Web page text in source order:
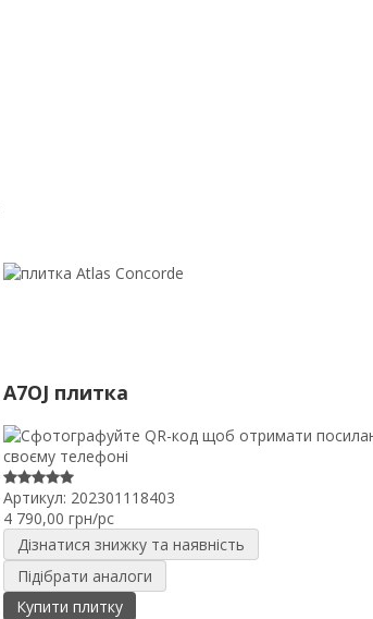
A7OJ плитка
Артикул: 202301118403
4 790,00 грн/pc
Дізнатися знижку та наявність
Підібрати аналоги
Купити плитку